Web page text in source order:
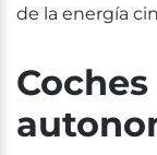
de la energía